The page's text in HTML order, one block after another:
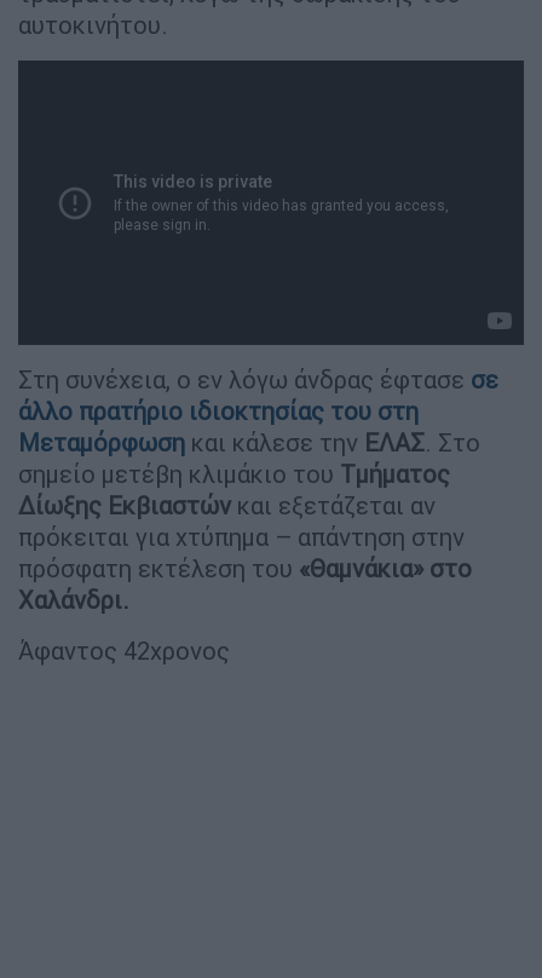
αυτοκινήτου.
Στη συνέχεια, ο εν λόγω άνδρας έφτασε σε
άλλο πρατήριο ιδιοκτησίας του στη
Μεταμόρφωση και κάλεσε την ΕΛΑΣ. Στο
σημείο μετέβη κλιμάκιο του Τμήματος
Δίωξης Εκβιαστών και εξετάζεται αν
πρόκειται για χτύπημα – απάντηση στην
πρόσφατη εκτέλεση του «Θαμνάκια» στο
Χαλάνδρι.
Άφαντος 42χρονος